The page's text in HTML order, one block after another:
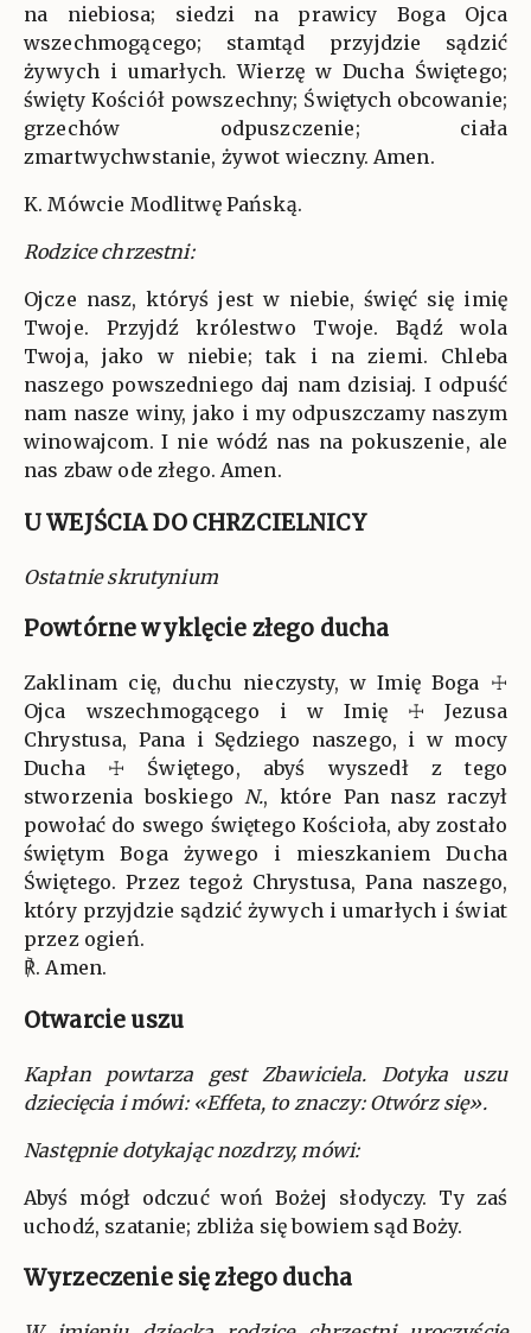
na niebiosa; siedzi na prawicy Boga Ojca
wszechmogącego; stamtąd przyjdzie sądzić
żywych i umarłych. Wierzę w Ducha Świętego;
święty Kościół powszechny; Świętych obcowanie;
grzechów odpuszczenie; ciała
zmartwychwstanie, żywot wieczny. Amen.
K. Mówcie Modlitwę Pańską.
Rodzice chrzestni:
Ojcze nasz, któryś jest w niebie, święć się imię
Twoje. Przyjdź królestwo Twoje. Bądź wola
Twoja, jako w niebie; tak i na ziemi. Chleba
naszego powszedniego daj nam dzisiaj. I odpuść
nam nasze winy, jako i my odpuszczamy naszym
winowajcom. I nie wódź nas na pokuszenie, ale
nas zbaw ode złego. Amen.
U WEJŚCIA DO CHRZCIELNICY
Ostatnie skrutynium
Powtórne wyklęcie złego ducha
Zaklinam cię, duchu nieczysty, w Imię Boga ☩
Ojca wszechmogącego i w Imię ☩ Jezusa
Chrystusa, Pana i Sędziego naszego, i w mocy
Ducha ☩ Świętego, abyś wyszedł z tego
stworzenia boskiegoN., które Pan nasz raczył
powołać do swego świętego Kościoła, aby zostało
świętym Boga żywego i mieszkaniem Ducha
Świętego. Przez tegoż Chrystusa, Pana naszego,
który przyjdzie sądzić żywych i umarłych i świat
przez ogień.
℟. Amen.
Otwarcie uszu
Kapłan powtarza gest Zbawiciela. Dotyka uszu
dziecięcia i mówi: «Effeta, to znaczy: Otwórz się».
Następnie dotykając nozdrzy, mówi:
Abyś mógł odczuć woń Bożej słodyczy. Ty zaś
uchodź, szatanie; zbliża się bowiem sąd Boży.
Wyrzeczenie się złego ducha